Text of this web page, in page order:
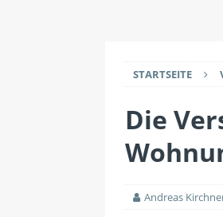
STARTSEITE
Die
Andreas